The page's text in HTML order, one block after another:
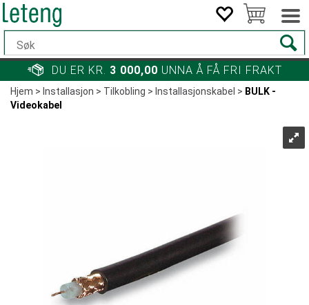
DU ER KR. 3 000,00 UNNA Å FÅ FRI FRAKT
Hjem> Installasjon>Tilkobling> Installasjonskabel > BULK -
Videokabel